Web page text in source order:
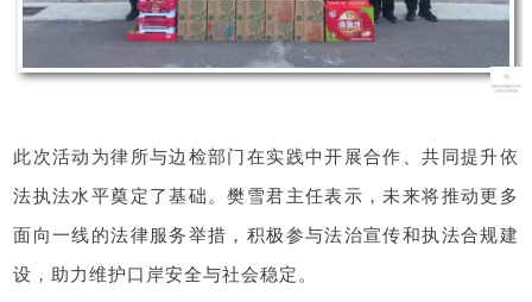
此次活动为律所与边检部门在实践中开展合作、共同提升依
法执法水平奠定了基础。樊雪君主任表示，未来将推动更多
面向一线的法律服务举措，积极参与法治宣传和执法合规建
设，助力维护口岸安全与社会稳定。